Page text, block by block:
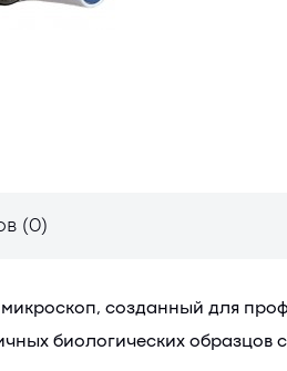
(0)
созданный для
биологических образцов